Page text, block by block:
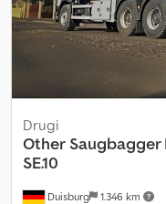
Duisburg 1.346 km
Drugi
Other Saugbagger
SE.10